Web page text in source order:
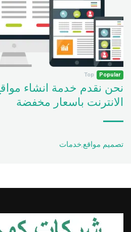
Popular
Top
نحن نقدم خدمة انشاء
الانترنت باسعار مخفضة
تصميم مواقع,خدمات